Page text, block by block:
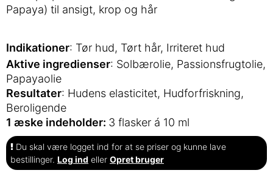
Papaya) til ansigt, krop og hår
Indikationer: Tør hud, Tørt hår, Irriteret hud
Aktive ingredienser: Solbærolie, Passionsfrugtolie,
Papayaolie
Resultater: Hudens elasticitet, Hudforfriskning,
Beroligende
1 æske indeholder: 3 flasker á 10 ml
Du skal være logget ind for at se priser og kunne lave
bestillinger. Log ind eller Opret bruger